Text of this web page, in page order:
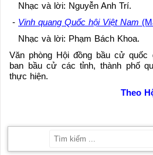
Nhạc và lời: Nguyễn Anh Trí.
- Vinh quang Quốc hội Việt Nam
Nhạc và lời: Phạm Bách Khoa.
Văn phòng Hội đồng bầu cử quốc
ban bầu cử các tỉnh, thành phố
thực hiện.
Theo